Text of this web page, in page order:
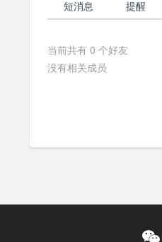
络
短消息 提醒
当前共有 0 个好友
没有相关成员